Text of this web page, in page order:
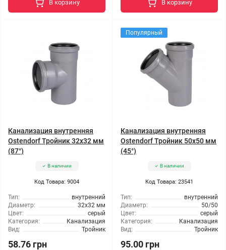
В корзину В корзину
Канализация внутренняя
Ostendorf Тройник 32x32 мм
(87°)
В наличии
Код Товара: 9004
Тип:
внутренний
Диаметр:
32x32 мм
Цвет:
серый
Категория:
Канализация
Вид:
Тройник
58.76 грн
Популярный
Канализация внутренняя
Ostendorf Тройник 50x50 мм
(45°)
В наличии
Код Товара: 23541
Тип:
внутренний
Диаметр:
50/50
Цвет:
серый
Категория:
Канализация
Вид:
Тройник
95.00 грн